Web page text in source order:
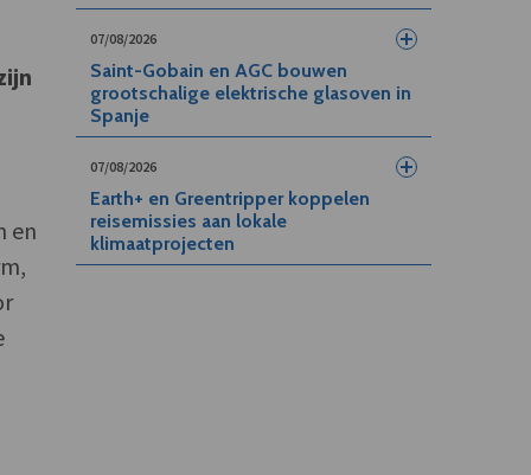
en
07/08/2026
Saint-Gobain en AGC bouwen
grootschalige elektrische glasoven in
Spanje
07/08/2026
Earth+ en Greentripper koppelen
reisemissies aan lokale
klimaatprojecten